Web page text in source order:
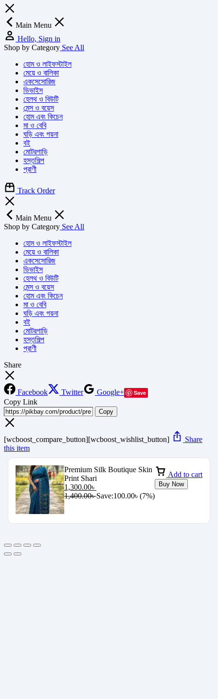
Main Menu
Hello, Sign in
Shop by Category See All
হোম ও লাইফস্টাইল
মেয়ে ও বালিকা
একসেসোরিজ
ডিভাইস
হেলথ ও বিউটি
মেন্স ও বয়েস
হোম এবং কিচেন
মা ও বেবি
ঘড়ি এবং গয়না
বই
মোটরগাড়ি
হস্তশিল্প
প্রাণী
Track Order
Main Menu
Shop by Category See All
হোম ও লাইফস্টাইল
মেয়ে ও বালিকা
একসেসোরিজ
ডিভাইস
হেলথ ও বিউটি
মেন্স ও বয়েস
হোম এবং কিচেন
মা ও বেবি
ঘড়ি এবং গয়না
বই
মোটরগাড়ি
হস্তশিল্প
প্রাণী
Share
Facebook Twitter Google+ Save
Copy Link
Copy
[wcboost_compare_button][wcboost_wishlist_button]
Share
this item
Premium Silk Boutique Skin
Print Shari
1,300.00৳
1,400.00৳Save:100.00৳ (7%)
Add to cart
Buy Now